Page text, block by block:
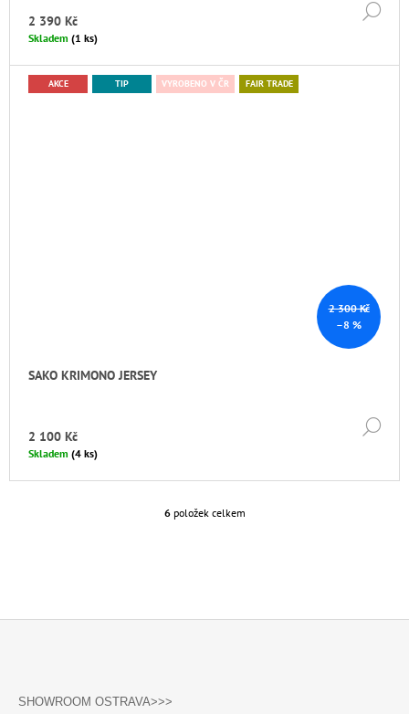
2 390 Kč
Skladem (1 ks)
2 300 Kč
–8 %
AKCE TIP VYROBENO V ČR FAIR TRADE
SAKO KRIMONO JERSEY
2 100 Kč
Skladem (4 ks)
O
C
6položek celkem
SHOWROOM OSTRAVA>>>